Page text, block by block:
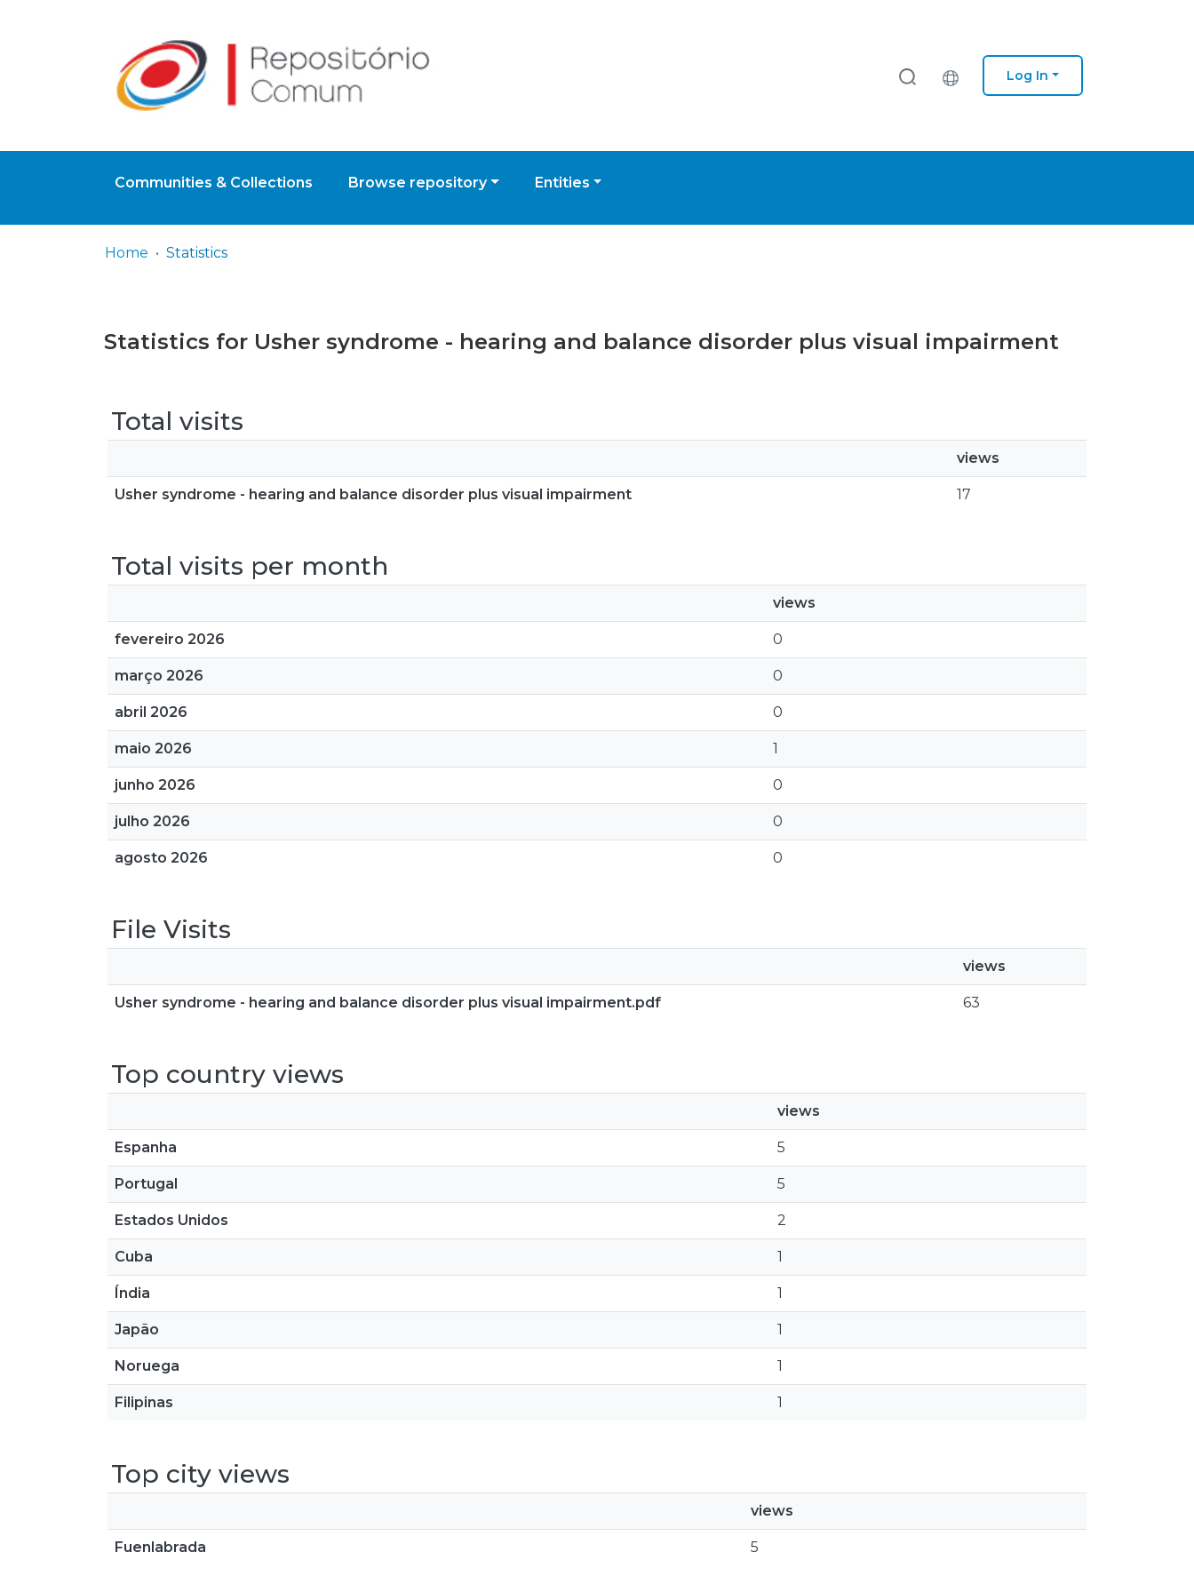
Log In
Communities & Collections Browse repository Entities
Home Statistics
Statistics for Usher syndrome - hearing and balance disorder plus visual impairment
Total visits
views
Usher syndrome - hearing and balance disorder plus visual impairment 17
Total visits per month
views
fevereiro 2026 0
março 2026 0
abril 2026 0
maio 2026 1
junho 2026 0
julho 2026 0
agosto 2026 0
File Visits
views
Usher syndrome - hearing and balance disorder plus visual impairment.pdf 63
Top country views
views
Espanha 5
Portugal 5
Estados Unidos 2
Cuba 1
Índia 1
Japão 1
Noruega 1
Filipinas 1
Top city views
views
Fuenlabrada 5